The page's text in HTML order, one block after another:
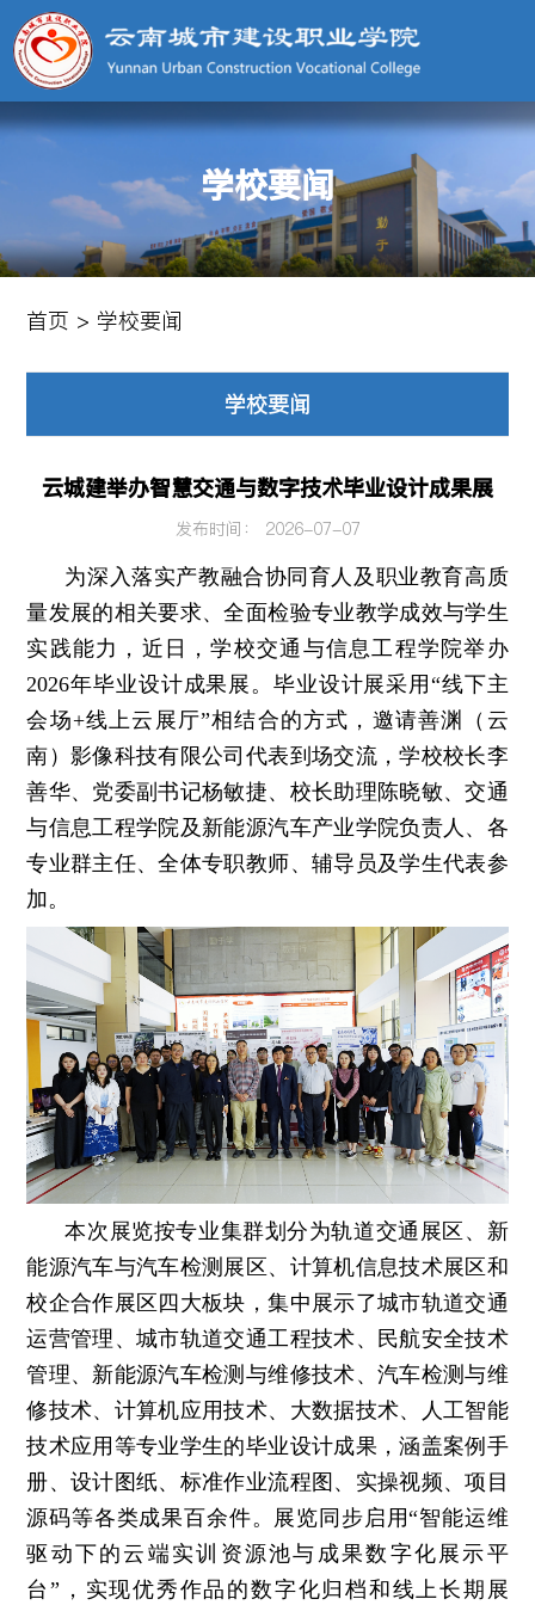
学校要闻
首页 > 学校要闻
学校要闻
云城建举办智慧交通与数字技术毕业设计成果展
发布时间： 2026-07-07
为深入落实产教融合协同育人及职业教育高质
量发展的相关要求、全面检验专业教学成效与学生
实践能力，近日，学校交通与信息工程学院举办
2026年毕业设计成果展。毕业设计展采用“线下主
会场+线上云展厅”相结合的方式，邀请善渊（云
南）影像科技有限公司代表到场交流，学校校长李
善华、党委副书记杨敏捷、校长助理陈晓敏、交通
与信息工程学院及新能源汽车产业学院负责人、各
专业群主任、全体专职教师、辅导员及学生代表参
加。
本次展览按专业集群划分为轨道交通展区、新
能源汽车与汽车检测展区、计算机信息技术展区和
校企合作展区四大板块，集中展示了城市轨道交通
运营管理、城市轨道交通工程技术、民航安全技术
管理、新能源汽车检测与维修技术、汽车检测与维
修技术、计算机应用技术、大数据技术、人工智能
技术应用等专业学生的毕业设计成果，涵盖案例手
册、设计图纸、标准作业流程图、实操视频、项目
源码等各类成果百余件。展览同步启用“智能运维
驱动下的云端实训资源池与成果数字化展示平
台”，实现优秀作品的数字化归档和线上长期展